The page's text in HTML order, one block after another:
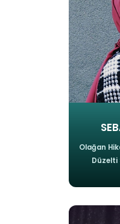
Olağan
Düzelti